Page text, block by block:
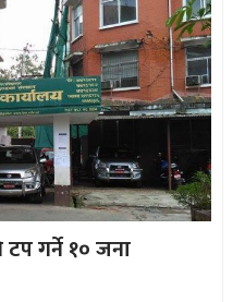
टप गर्ने १० जना